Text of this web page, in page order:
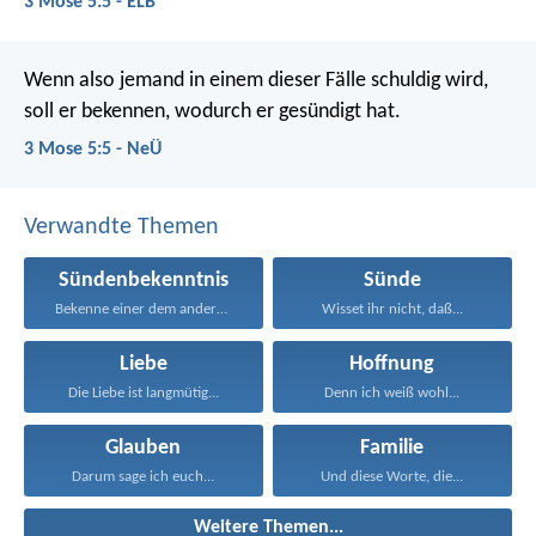
Wenn also jemand in einem dieser Fälle schuldig wird,
soll er bekennen, wodurch er gesündigt hat.
3 Mose 5:5 - NeÜ
Verwandte Themen
Sündenbekenntnis
Bekenne einer dem andern...
Sünde
Wisset ihr nicht, daß...
Liebe
Die Liebe ist langmütig...
Hoffnung
Denn ich weiß wohl...
Glauben
Darum sage ich euch...
Familie
Und diese Worte, die...
Weitere Themen...